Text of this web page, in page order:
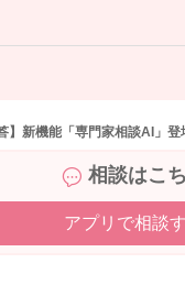
】新機能「専門家相談AI」
相談はこ
アプリで相談